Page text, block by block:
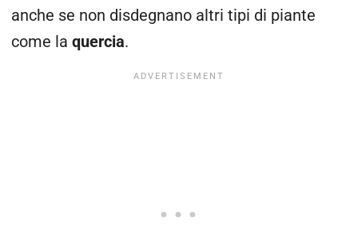
anche se non disdegnano altri tipi di piante
come la quercia.